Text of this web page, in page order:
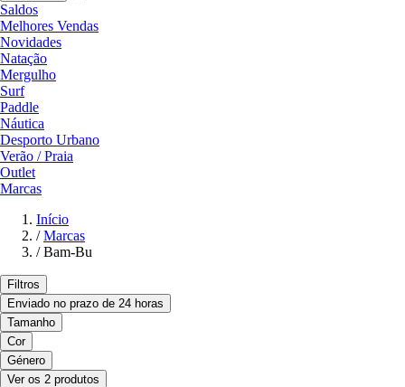
Saldos
Melhores Vendas
Novidades
Natação
Mergulho
Surf
Paddle
Náutica
Desporto Urbano
Verão / Praia
Outlet
Marcas
Início
/ Marcas
/ Bam-Bu
Filtros
Enviado no prazo de 24 horas
Tamanho
Cor
Género
Ver os 2 produtos